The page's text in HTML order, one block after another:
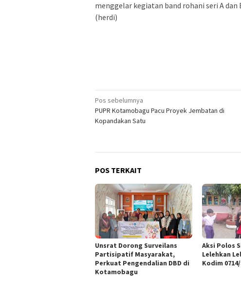
menggelar kegiatan band rohani seri A
(herdi)
Navigasi
pos
Pos sebelumnya
PUPR Kotamobagu Pacu Proyek Jembatan di
Kopandakan Satu
POS TERKAIT
Unsrat Dorong Surveilans
Partisipatif Masyarakat,
Perkuat Pengendalian DBD di
Kotamobagu
Aksi Polos
Lelehkan
Kodim